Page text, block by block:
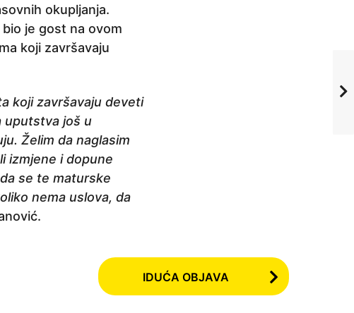
okupljanja.
je gost na ovom
koji završavaju
koji završavaju deveti
uputstva još u
Želim da naglasim
izmjene i dopune
se te maturske
nema uslova, da
IDUĆA OBJAVA